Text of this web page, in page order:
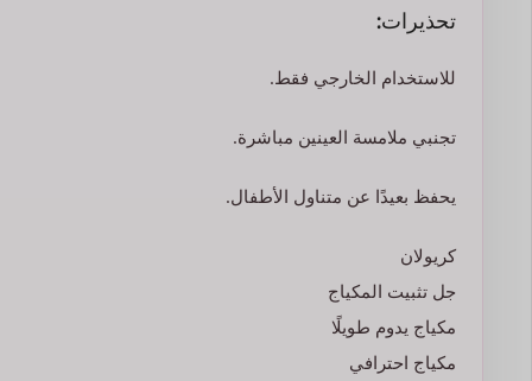
تحذيرات:
للاستخدام الخارجي فقط.
تجنبي ملامسة العينين مباشرة.
يحفظ بعيدًا عن متناول الأطفال.
كريولان
جل تثبيت المكياج
مكياج يدوم طويلًا
مكياج احترافي